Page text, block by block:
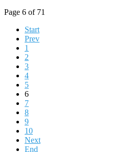
Page 6 of 71
Start
Prev
1
2
3
4
5
6
7
8
9
10
Next
End